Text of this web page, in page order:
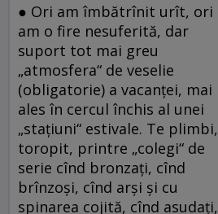
● Ori am îmbătrînit urît, ori
am o fire nesuferită, dar
suport tot mai greu
„atmosfera“ de veselie
(obligatorie) a vacanţei, mai
ales în cercul închis al unei
„staţiuni“ estivale. Te plimbi,
toropit, printre „colegi“ de
serie cînd bronzaţi, cînd
brînzoşi, cînd arşi şi cu
spinarea cojită, cînd asudaţi,